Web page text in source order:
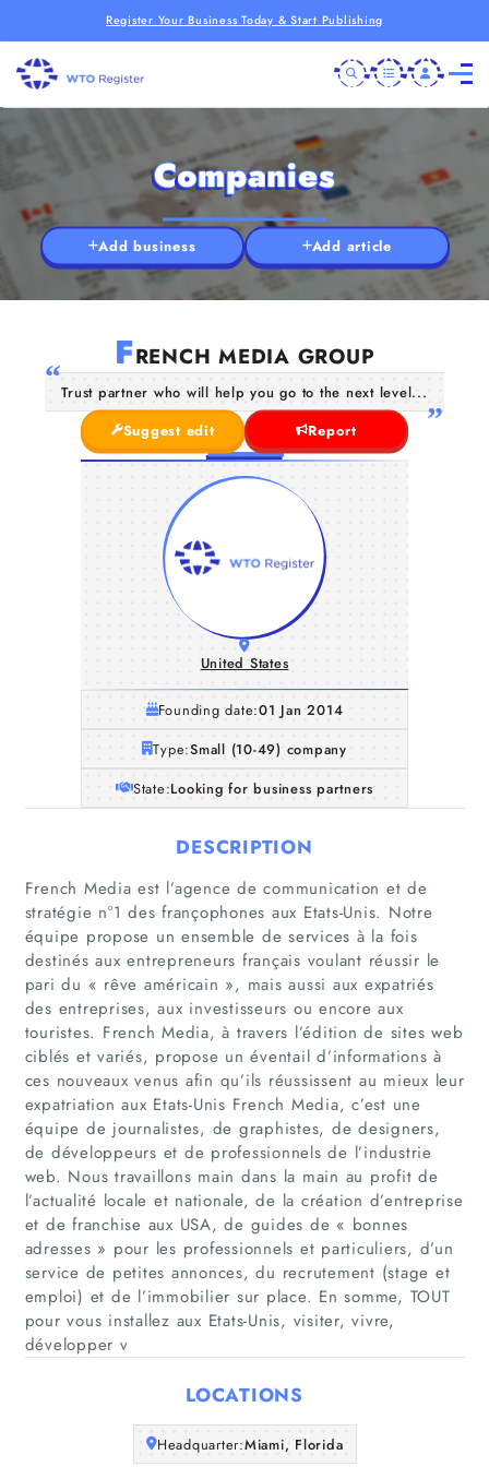
Register Your Business Today & Start Publishing
Home
Companies
Articles
About Us
Companies
Add business Add article
FRENCH MEDIA GROUP
Trust partner who will help you go to the next level...
Suggest edit
Report
United States
Founding date:01 Jan 2014
Type:Small (10-49) company
State:Looking for business partners
DESCRIPTION
French Media est l’agence de communication et de
stratégie n°1 des françophones aux Etats-Unis. Notre
équipe propose un ensemble de services à la fois
destinés aux entrepreneurs français voulant réussir le
pari du « rêve américain », mais aussi aux expatriés
des entreprises, aux investisseurs ou encore aux
touristes. French Media, à travers l’édition de sites web
ciblés et variés, propose un éventail d’informations à
ces nouveaux venus afin qu’ils réussissent au mieux leur
expatriation aux Etats-Unis French Media, c’est une
équipe de journalistes, de graphistes, de designers,
de développeurs et de professionnels de l’industrie
web. Nous travaillons main dans la main au profit de
l’actualité locale et nationale, de la création d’entreprise
et de franchise aux USA, de guides de « bonnes
adresses » pour les professionnels et particuliers, d’un
service de petites annonces, du recrutement (stage et
emploi) et de l’immobilier sur place. En somme, TOUT
pour vous installez aux Etats-Unis, visiter, vivre,
développer v
LOCATIONS
Headquarter:Miami, Florida